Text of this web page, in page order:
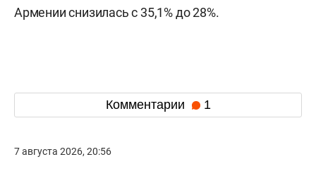
Армении снизилась с 35,1% до 28%.
Комментарии 1
7 августа 2026, 20:56